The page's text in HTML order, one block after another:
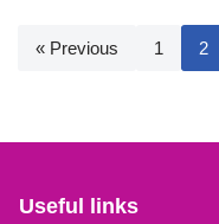
« Previous 1 2
Useful links